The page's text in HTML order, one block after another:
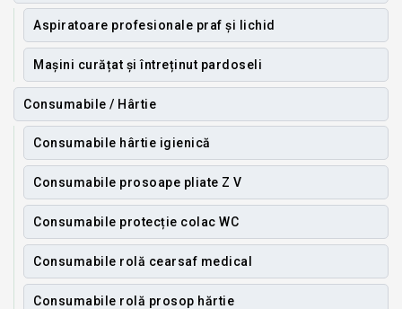
Aspiratoare profesionale praf și lichid
Mașini curățat și întreținut pardoseli
Consumabile / Hârtie
Consumabile hârtie igienică
Consumabile prosoape pliate Z V
Consumabile protecție colac WC
Consumabile rolă cearsaf medical
Consumabile rolă prosop hărtie